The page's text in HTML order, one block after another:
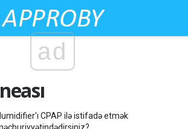
ad
CPAP ilə istifadə etmək